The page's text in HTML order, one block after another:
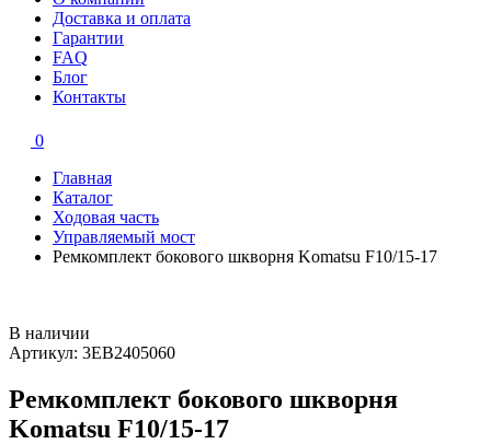
Доставка и оплата
Гарантии
FAQ
Блог
Контакты
0
Главная
Каталог
Ходовая часть
Управляемый мост
Ремкомплект бокового шкворня Komatsu F10/15-17
В наличии
Артикул: 3EB2405060
Ремкомплект бокового шкворня
Komatsu F10/15-17